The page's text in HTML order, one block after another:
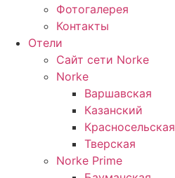
Фотогалерея
Контакты
Отели
Сайт сети Norke
Norke
Варшавская
Казанский
Красносельская
Тверская
Norke Prime